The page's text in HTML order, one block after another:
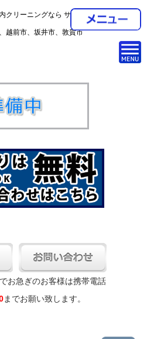
クリーニングなら サバエ・ポリマーへ。
越前市、坂井市、敦賀市
お急ぎのお客様は携帯電話
までお願い致します。